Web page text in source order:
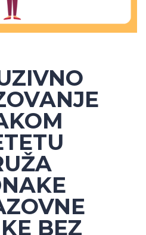
BEZ